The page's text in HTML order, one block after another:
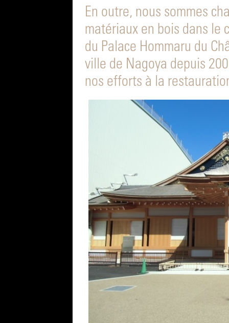
En outre, nous sommes
matériaux en bois dans le
du Palace Hommaru du
ville de Nagoya depuis
nos efforts à la